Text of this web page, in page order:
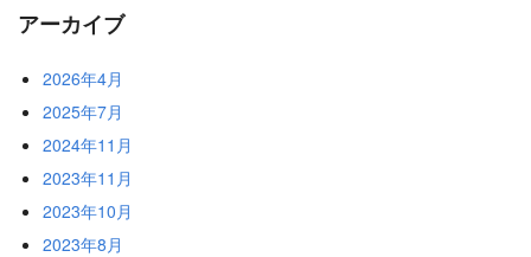
アーカイブ
2026年4月
2025年7月
2024年11月
2023年11月
2023年10月
2023年8月